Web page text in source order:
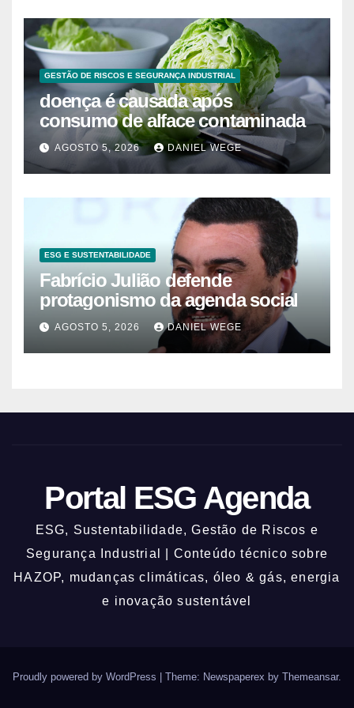
GESTÃO DE RISCOS E SEGURANÇA INDUSTRIAL
doença é causada após
consumo de alface contaminada
AGOSTO 5, 2026 DANIEL WEGE
ESG E SUSTENTABILIDADE
Fabrício Julião defende
protagonismo da agenda social
AGOSTO 5, 2026 DANIEL WEGE
Portal ESG Agenda
ESG, Sustentabilidade, Gestão de Riscos e
Segurança Industrial | Conteúdo técnico sobre
HAZOP, mudanças climáticas, óleo & gás, energia
e inovação sustentável
Proudly powered by WordPress Theme: Newspaperex by Themeansar.